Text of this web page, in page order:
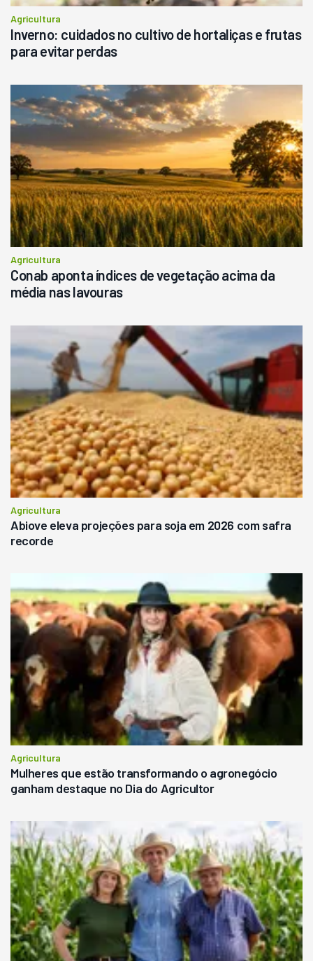
Agricultura
Inverno: cuidados no cultivo de hortaliças e frutas
para evitar perdas
Agricultura
Conab aponta índices de vegetação acima da
média nas lavouras
Agricultura
Abiove eleva projeções para soja em 2026 com safra
recorde
Agricultura
Mulheres que estão transformando o agronegócio
ganham destaque no Dia do Agricultor